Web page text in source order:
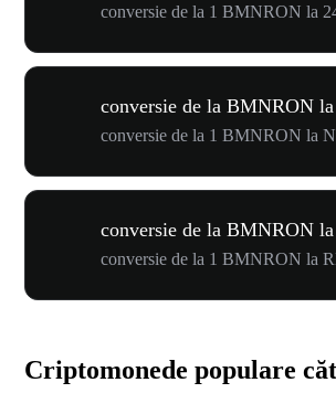
conversie de la BMNRON
conversie de la 1 BMNRON la
conversie de la BMNRON
conversie de la 1 BMNRON la
Criptomonede populare